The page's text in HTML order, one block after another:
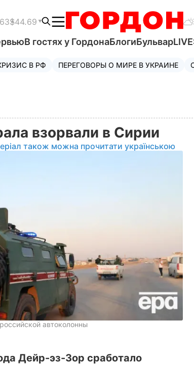
$44.69
В гостях у ГордонаБлогиБульварLIVE
В РФ ПЕРЕГОВОРЫ О МИРЕ В УКРАИНЕ
взорвали в Сирии
також можна прочитати українською
автоколонны
Дейр-эз-Зор сработало